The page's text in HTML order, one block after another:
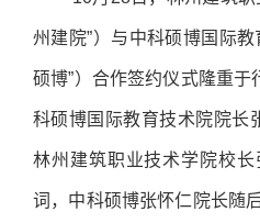
州建院”）与中科硕博国际
硕博”）合作签约仪式隆重
科硕博国际教育技术院院长
林州建筑职业技术学院校
词，中科硕博张怀仁院长随